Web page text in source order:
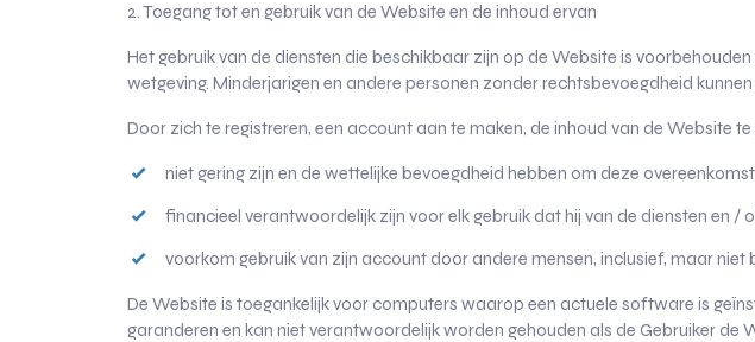
2. Toegang tot en gebruik van de Website en de inhoud ervan
Het gebruik van de diensten die beschikbaar zijn op de Website is
wetgeving. Minderjarigen en andere personen zonder rechtsbevoegdheid
Door zich te registreren, een account aan te maken, de inhoud van de Website
niet gering zijn en de wettelijke bevoegdheid hebben om deze
financieel verantwoordelijk zijn voor elk gebruik dat hij van de diensten en /
voorkom gebruik van zijn account door andere mensen, inclusief, maar niet
De Website is toegankelijk voor computers waarop een actuele software is
garanderen en kan niet verantwoordelijk worden gehouden als de Gebruiker